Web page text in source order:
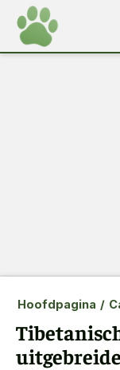
Hoofdpagina /